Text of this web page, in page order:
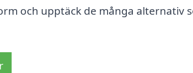
och upptäck de många alternativ